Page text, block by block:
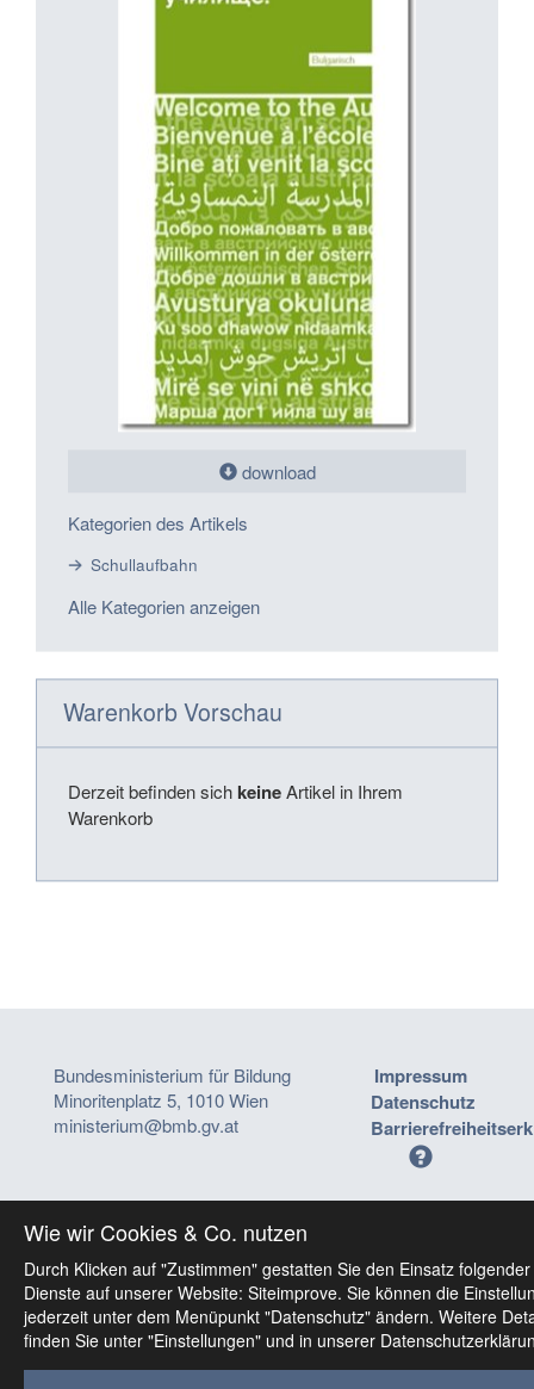
download
Kategorien des Artikels
Schullaufbahn
Alle Kategorien anzeigen
Warenkorb Vorschau
Derzeit befinden sich keineArtikel in Ihrem
Warenkorb
Bundesministerium für Bildung
Minoritenplatz 5, 1010 Wien
ministerium@bmb.gv.at
Impressum
Datenschutz
Wie wir Cookies & Co. nutzen
Durch Klicken auf "Zustimmen" gestatten Sie den Einsatz folgender
Dienste auf unserer Website: Siteimprove. Sie können die
jederzeit unter dem Menüpunkt "Datenschutz" ändern. Weitere
finden Sie unter "Einstellungen" und in unserer